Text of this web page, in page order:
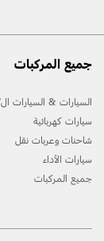
جميع المركبات
السيارات & السيارات الSUV
سيارات كهربائية
شاحنات وعربات نقل
سيارات الأداء
جميع المركبات